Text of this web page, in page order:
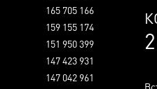
165 705 166
159 155 174
151 950 399
147 423 931
147 042 961